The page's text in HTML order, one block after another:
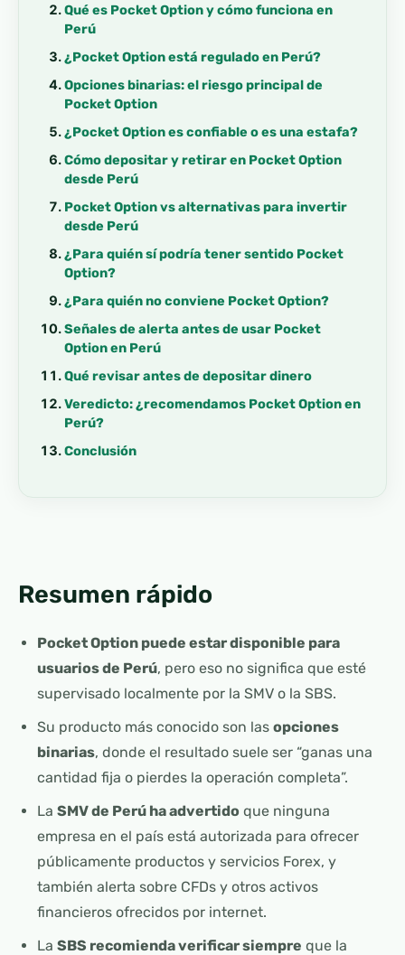
Qué es Pocket Option y cómo funciona en
Perú
¿Pocket Option está regulado en Perú?
Opciones binarias: el riesgo principal de
Pocket Option
¿Pocket Option es confiable o es una estafa?
Cómo depositar y retirar en Pocket Option
desde Perú
Pocket Option vs alternativas para invertir
desde Perú
¿Para quién sí podría tener sentido Pocket
Option?
¿Para quién no conviene Pocket Option?
Señales de alerta antes de usar Pocket
Option en Perú
Qué revisar antes de depositar dinero
Veredicto: ¿recomendamos Pocket Option en
Perú?
Conclusión
Resumen rápido
Pocket Option puede estar disponible para
usuarios de Perú, pero eso no significa que esté
supervisado localmente por la SMV o la SBS.
Su producto más conocido son las opciones
binarias, donde el resultado suele ser “ganas una
cantidad fija o pierdes la operación completa”.
La SMV de Perú ha advertido que ninguna
empresa en el país está autorizada para ofrecer
públicamente productos y servicios Forex, y
también alerta sobre CFDs y otros activos
financieros ofrecidos por internet.
La SBS recomienda verificar siempre que la